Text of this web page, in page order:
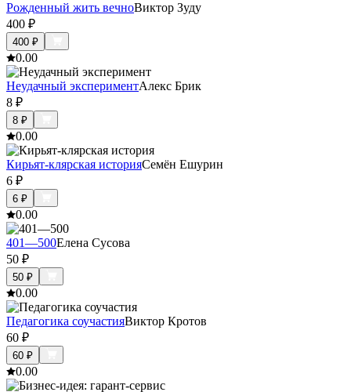
Рожденный жить вечноВиктор Зуду
400 ₽
400 ₽
0.00
Неудачный экспериментАлекс Брик
8 ₽
8 ₽
0.00
Кирьят-клярская историяСемён Ешурин
6 ₽
6 ₽
0.00
401—500Елена Сусова
50 ₽
50 ₽
0.00
Педагогика соучастияВиктор Кротов
60 ₽
60 ₽
0.00